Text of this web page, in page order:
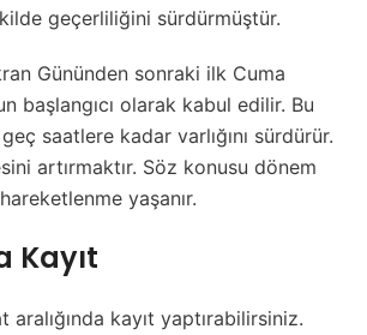
geçerliliğini sürdürmüştür.
Gününden sonraki ilk Cuma
başlangıcı olarak kabul edilir. Bu
saatlere kadar varlığını sürdürür.
artırmaktır. Söz konusu dönem
hareketlenme yaşanır.
Kayıt
kayıt yaptırabilirsiniz.